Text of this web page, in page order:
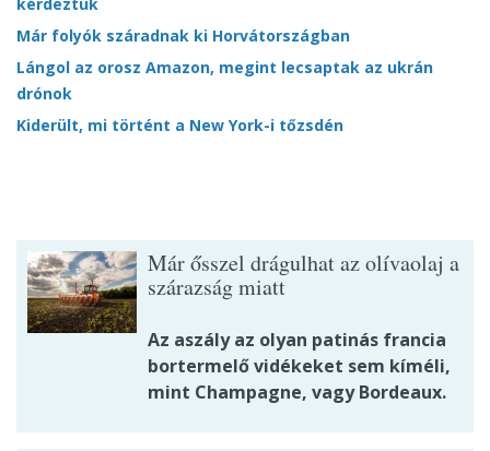
kérdeztük
Már folyók száradnak ki Horvátországban
Lángol az orosz Amazon, megint lecsaptak az ukrán
drónok
Kiderült, mi történt a New York-i tőzsdén
Már ősszel drágulhat az olívaolaj a
szárazság miatt
Az aszály az olyan patinás francia
bortermelő vidékeket sem kíméli,
mint Champagne, vagy Bordeaux.